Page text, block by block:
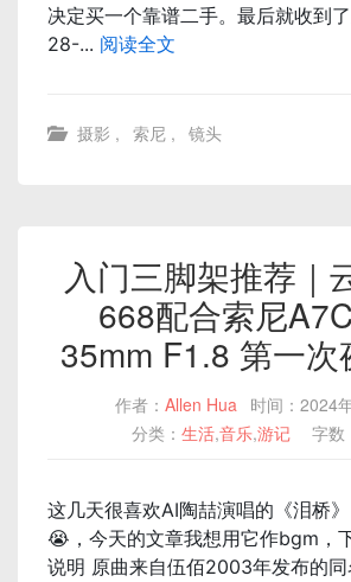
决定买一个靠谱二手。最后就收到
28-... 阅读全文
摄影 , 索尼 , 镜头
入门三脚架推荐｜
668配合索尼
35mm F1.8 第一次
作者： Allen Hua
时间：2024
分类： 生活,音乐,游记 字数
这几天很喜欢AI陶喆演唱的《泪桥
😭️，今天的文章我想用它作bgm，
说明 原曲来自伍佰2003年发布的同